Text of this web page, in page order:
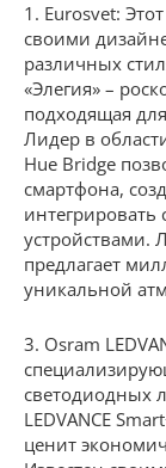
1. Eurosvet:
своими
различных
«Элегия» –
подходящая
Лидер в
Hue Bridge
смартфона,
устройствами.
предлагает
уникальной
3. Osram
светодиодных
LEDVANCE
ценит